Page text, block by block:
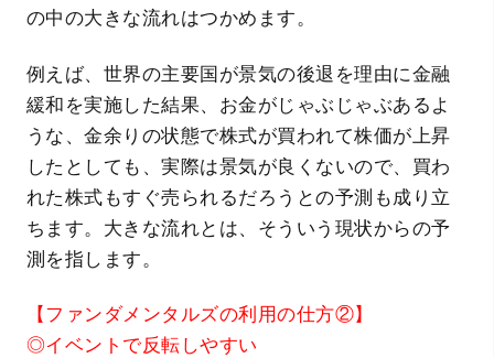
の中の大きな流れはつかめます。
例えば、世界の主要国が景気の後退を理由に金融
緩和を実施した結果、お金がじゃぶじゃぶあるよ
うな、金余りの状態で株式が買われて株価が上昇
したとしても、実際は景気が良くないので、買わ
れた株式もすぐ売られるだろうとの予測も成り立
ちます。大きな流れとは、そういう現状からの予
測を指します。
【ファンダメンタルズの利用の仕方②】
◎イベントで反転しやすい